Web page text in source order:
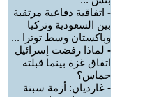
- اتفاقية دفاعية مرتقبة
بين السعودية وتركيا
وباكستان وسط توترا ...
- لماذا رفضت إسرائيل
اتفاق غزة بينما قبلته
حماس؟
- غارديان: أزمة سبتة